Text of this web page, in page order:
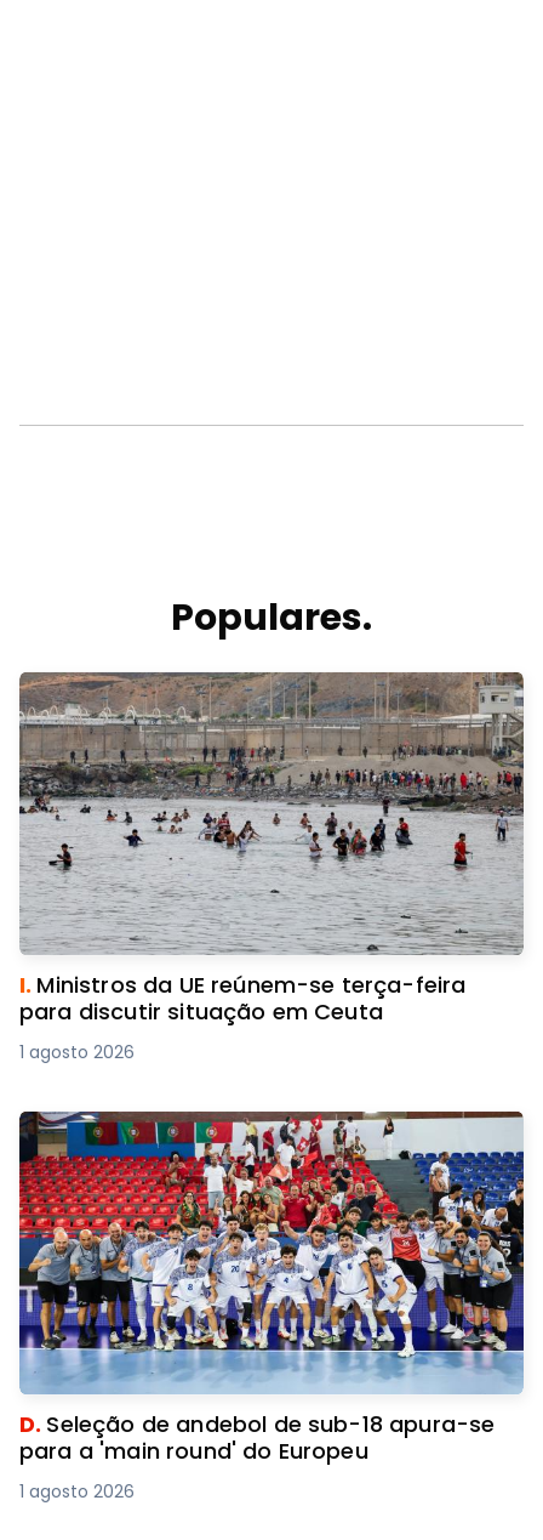
Populares.
I. Ministros da UE reúnem-se terça-feira
para discutir situação em Ceuta
1 agosto 2026
D. Seleção de andebol de sub-18 apura-se
para a 'main round' do Europeu
1 agosto 2026